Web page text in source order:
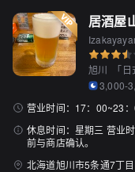
居酒屋
旭川 「
3,000-
营业时间： 17：00~23
休息时间： 星期三 营业
前与商店确认。
北海道旭川市5条通7丁